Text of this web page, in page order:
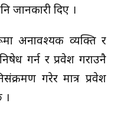
जानकारी दिए ।
अनावश्यक व्यक्ति र
गर्न र प्रवेश गराउनै
गरेर मात्र प्रवेश
।